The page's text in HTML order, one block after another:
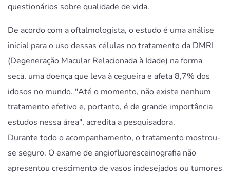
questionários sobre qualidade de vida.
De acordo com a oftalmologista, o estudo é uma análise
inicial para o uso dessas células no tratamento da DMRI
(Degeneração Macular Relacionada à Idade) na forma
seca, uma doença que leva à cegueira e afeta 8,7% dos
idosos no mundo. "Até o momento, não existe nenhum
tratamento efetivo e, portanto, é de grande importância
estudos nessa área", acredita a pesquisadora.
Durante todo o acompanhamento, o tratamento mostrou-
se seguro. O exame de angiofluoresceinografia não
apresentou crescimento de vasos indesejados ou tumores